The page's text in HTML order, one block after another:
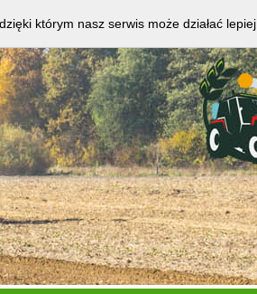
którym nasz serwis może działać lepiej.